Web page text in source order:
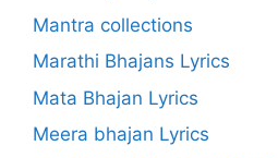
Mantra collections
Marathi Bhajans Lyrics
Mata Bhajan Lyrics
Meera bhajan Lyrics